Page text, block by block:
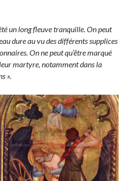
un long fleuve tranquille. On peut
dure au vu des différents supplices
On ne peut qu’être marqué
martyre, notamment dans la
».